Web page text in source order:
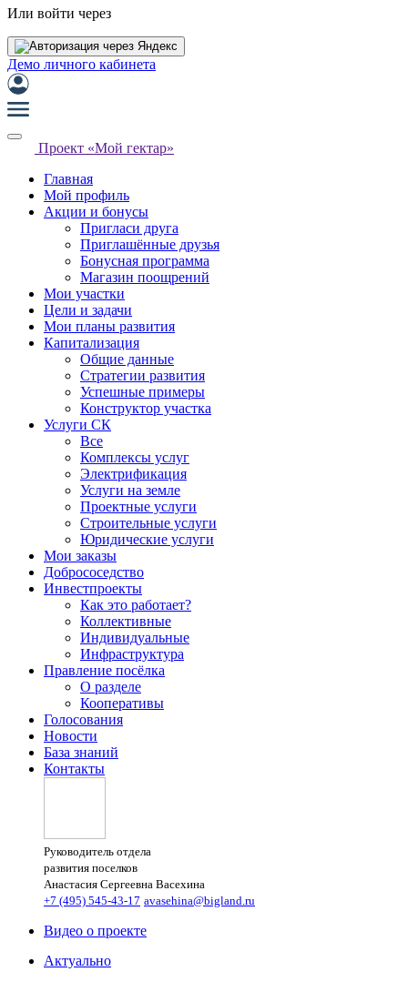
Или войти через
Демо личного кабинета
Проект «Мой гектар»
Главная
Мой профиль
Акции и бонусы
Пригласи друга
Приглашённые друзья
Бонусная программа
Магазин поощрений
Мои участки
Цели и задачи
Мои планы развития
Капитализация
Общие данные
Стратегии развития
Успешные примеры
Конструктор участка
Услуги СК
Все
Комплексы услуг
Электрификация
Услуги на земле
Проектные услуги
Строительные услуги
Юридические услуги
Мои заказы
Добрососедство
Инвестпроекты
Как это работает?
Коллективные
Индивидуальные
Инфраструктура
Правление посёлка
О разделе
Кооперативы
Голосования
Новости
База знаний
Контакты
Руководитель отдела
развития поселков
Анастасия Сергеевна Васехина
+7 (495) 545-43-17 avasehina@bigland.ru
Видео о проекте
Актуально